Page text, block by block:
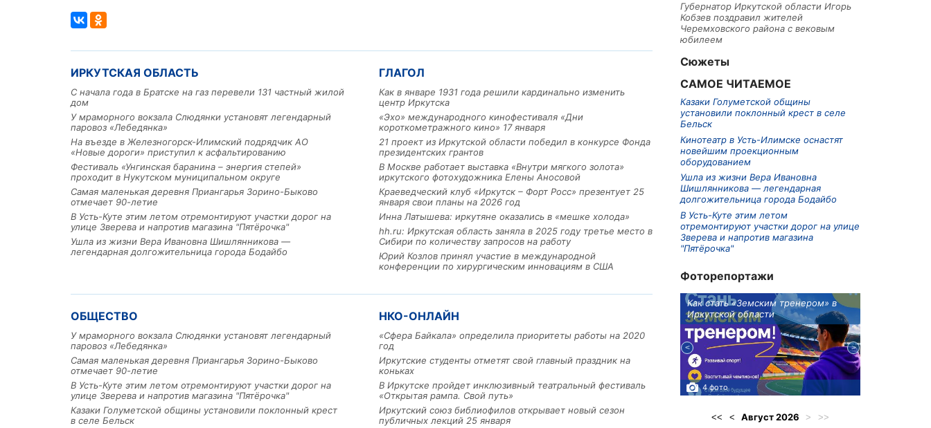
ИРКУТСКАЯ ОБЛАСТЬ
С начала года в Братске на газ перевели 131 частный жилой
дом
У мраморного вокзала Слюдянки установят легендарный
паровоз «Лебедянка»
На въезде в Железногорск-Илимский подрядчик АО
«Новые дороги» приступил к асфальтированию
Фестиваль «Унгинская баранина – энергия степей»
проходит в Нукутском муниципальном округе
Самая маленькая деревня Приангарья Зорино-Быково
отмечает 90-летие
В Усть-Куте этим летом отремонтируют участки дорог на
улице Зверева и напротив магазина "Пятёрочка"
Ушла из жизни Вера Ивановна Шишлянникова —
легендарная долгожительница города Бодайбо
ГЛАГОЛ
Как в январе 1931 года решили кардинально изменить
центр Иркутска
«Эхо» международного кинофестиваля «Дни
короткометражного кино» 17 января
21 проект из Иркутской области победил в конкурсе Фонда
президентских грантов
В Москве работает выставка «Внутри мягкого золота»
иркутского фотохудожника Елены Аносовой
Краеведческий клуб «Иркутск – Форт Росс» презентует 25
января свои планы на 2026 год
Инна Латышева: иркутяне оказались в «мешке холода»
hh.ru: Иркутская область заняла в 2025 году третье место в
Сибири по количеству запросов на работу
Юрий Козлов принял участие в международной
конференции по хирургическим инновациям в США
ОБЩЕСТВО
У мраморного вокзала Слюдянки установят легендарный
паровоз «Лебедянка»
Самая маленькая деревня Приангарья Зорино-Быково
отмечает 90-летие
В Усть-Куте этим летом отремонтируют участки дорог на
улице Зверева и напротив магазина "Пятёрочка"
Казаки Голуметской общины установили поклонный крест
в селе Бельск
НКО-ОНЛАЙН
«Сфера Байкала» определила приоритеты работы на 2020
год
Иркутские студенты отметят свой главный праздник на
коньках
В Иркутске пройдет инклюзивный театральный фестиваль
«Открытая рампа. Свой путь»
Иркутский союз библиофилов открывает новый сезон
публичных лекций 25 января
Губернатор Иркутской области Игорь
Кобзев поздравил жителей
Черемховского района с вековым
юбилеем
Сюжеты
САМОЕ ЧИТАЕМОЕ
Казаки Голуметской общины
установили поклонный крест в селе
Бельск
Кинотеатр в Усть-Илимске оснастят
новейшим проекционным
оборудованием
Ушла из жизни Вера Ивановна
Шишлянникова — легендарная
долгожительница города Бодайбо
В Усть-Куте этим летом
отремонтируют участки дорог на улице
Зверева и напротив магазина
"Пятёрочка"
Фоторепортажи
из Иркутской области
3 фото
Как стать «Земским тренером» в
Иркутской области
4 фото
<< < Август2026 > >>